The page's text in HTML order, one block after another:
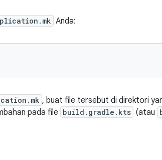
Anda:
, buat file tersebut di direktori
pada file build.gradle.kts (atau